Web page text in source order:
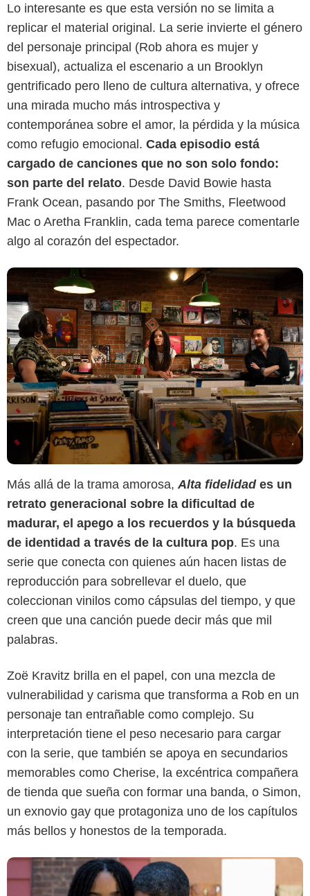
Lo interesante es que esta versión no se limita a
replicar el material original. La serie invierte el género
del personaje principal (Rob ahora es mujer y
bisexual), actualiza el escenario a un Brooklyn
gentrificado pero lleno de cultura alternativa, y ofrece
una mirada mucho más introspectiva y
contemporánea sobre el amor, la pérdida y la música
como refugio emocional. Cada episodio está
cargado de canciones que no son solo fondo:
son parte del relato. Desde David Bowie hasta
Frank Ocean, pasando por The Smiths, Fleetwood
Mac o Aretha Franklin, cada tema parece comentarle
algo al corazón del espectador.
Más allá de la trama amorosa,Alta fidelidades un
retrato generacional sobre la dificultad de
madurar, el apego a los recuerdos y la búsqueda
de identidad a través de la cultura pop. Es una
serie que conecta con quienes aún hacen listas de
reproducción para sobrellevar el duelo, que
coleccionan vinilos como cápsulas del tiempo, y que
creen que una canción puede decir más que mil
palabras.
Zoë Kravitz brilla en el papel, con una mezcla de
vulnerabilidad y carisma que transforma a Rob en un
personaje tan entrañable como complejo. Su
interpretación tiene el peso necesario para cargar
con la serie, que también se apoya en secundarios
memorables como Cherise, la excéntrica compañera
de tienda que sueña con formar una banda, o Simon,
un exnovio gay que protagoniza uno de los capítulos
más bellos y honestos de la temporada.
Disney+